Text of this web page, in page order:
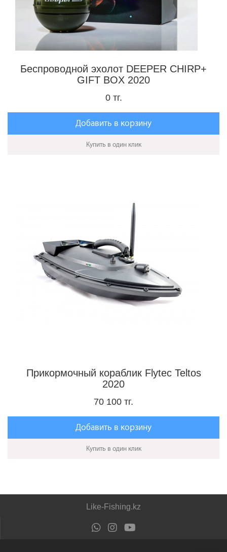
Беспроводной эхолот DEEPER CHIRP+
GIFT BOX 2020
0 тг.
Добавить в корзину
Купить в один клик
Прикормочный кораблик Flytec Teltos
2020
70 100 тг.
Добавить в корзину
Купить в один клик
Like-Fishing.kz